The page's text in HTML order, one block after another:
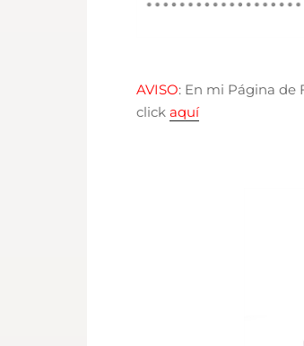
AVISO: En mi Página de
click aquí